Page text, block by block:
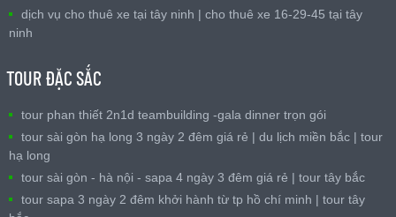
dịch vụ cho thuê xe tại tây ninh | cho thuê xe 16-29-45 tại tây
ninh
TOUR ĐẶC SẮC
tour phan thiết 2n1d teambuilding -gala dinner trọn gói
tour sài gòn hạ long 3 ngày 2 đêm giá rẻ | du lịch miền bắc | tour
hạ long
tour sài gòn - hà nội - sapa 4 ngày 3 đêm giá rẻ | tour tây bắc
tour sapa 3 ngày 2 đêm khởi hành từ tp hồ chí minh | tour tây